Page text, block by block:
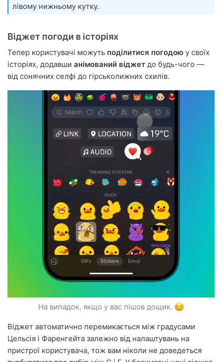
лівому нижньому кутку.
Віджет погоди в історіях
Тепер користувачі можуть поділитися погодою у своїх
історіях, додавши анімований віджет до будь-чого —
від сонячних селфі до гірськолижних схилів.
На випадок, якщо у вас пішов дощик.
Віджет автоматично перемикається між градусами
Цельсія і Фаренгейта залежно від налаштувань на
пристрої користувача, тож вам ніколи не доведеться